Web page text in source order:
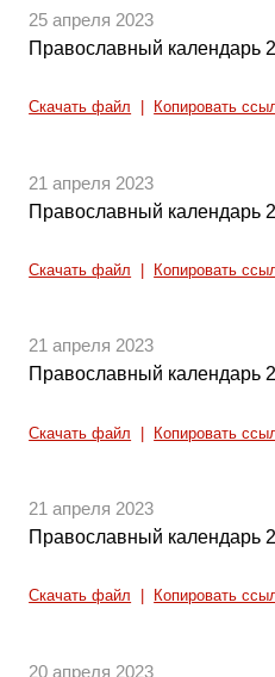
25 апреля 2023
Православный календарь
Скачать файл Копировать
21 апреля 2023
Православный календарь
Скачать файл Копировать
21 апреля 2023
Православный календарь
Скачать файл Копировать
21 апреля 2023
Православный календарь
Скачать файл Копировать
20 апреля 2023